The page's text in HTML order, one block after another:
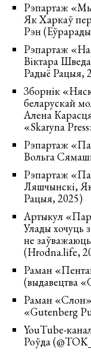
Рэпартаж «Мы
Як Харкаў
Рэн
Рэпартаж «На
Віктара
Радыё Рацыя,
Зборнік
беларускай
Алена
«Skaryna
Рэпартаж
Вольга
Рэпартаж
Ляшчынскі,
Рацыя, 2025)
Артыкул
Улады хочуць
не
(Hrodna.life,
Раман
(выдавецтва
Раман
«Gutenberg
YouTube-
Роўда